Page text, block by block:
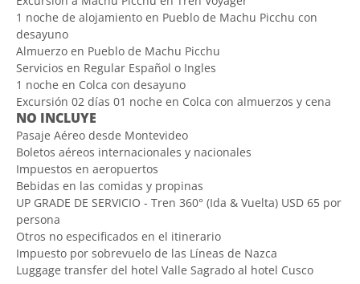
1 noche de alojamiento en Pueblo de Machu Picchu con
desayuno
Almuerzo en Pueblo de Machu Picchu
Servicios en Regular Español o Ingles
1 noche en Colca con desayuno
Excursión 02 días 01 noche en Colca con almuerzos y cena
NO INCLUYE
Pasaje Aéreo desde Montevideo
Boletos aéreos internacionales y nacionales
Impuestos en aeropuertos
Bebidas en las comidas y propinas
UP GRADE DE SERVICIO - Tren 360° (Ida & Vuelta) USD 65 por
persona
Otros no especificados en el itinerario
Impuesto por sobrevuelo de las Líneas de Nazca
Luggage transfer del hotel Valle Sagrado al hotel Cusco